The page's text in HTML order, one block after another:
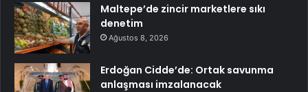
Maltepe’de zincir marketlere sıkı
denetim
Ağustos 8, 2026
Erdoğan Cidde’de: Ortak savunma
anlaşması imzalanacak